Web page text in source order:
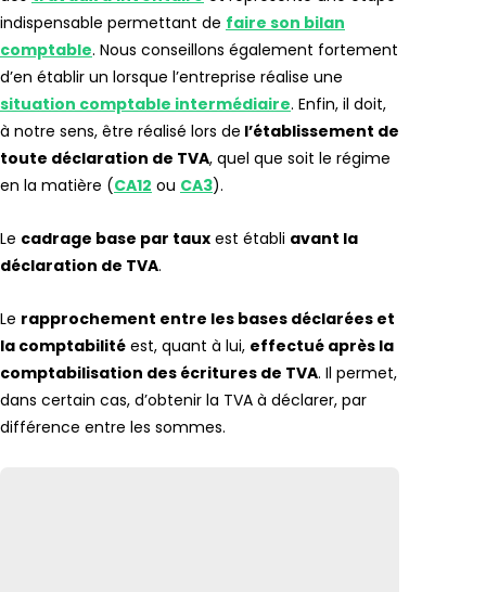
indispensable permettant de faire son bilan
comptable. Nous conseillons également fortement
d’en établir un lorsque l’entreprise réalise une
situation comptable intermédiaire. Enfin, il doit,
à notre sens, être réalisé lors de l’établissement de
toute déclaration de TVA, quel que soit le régime
en la matière (CA12 ou CA3).
Le cadrage base par taux est établi avant la
déclaration de TVA.
Le rapprochement entre les bases déclarées et
la comptabilité est, quant à lui, effectué après la
comptabilisation des écritures de TVA. Il permet,
dans certain cas, d’obtenir la TVA à déclarer, par
différence entre les sommes.